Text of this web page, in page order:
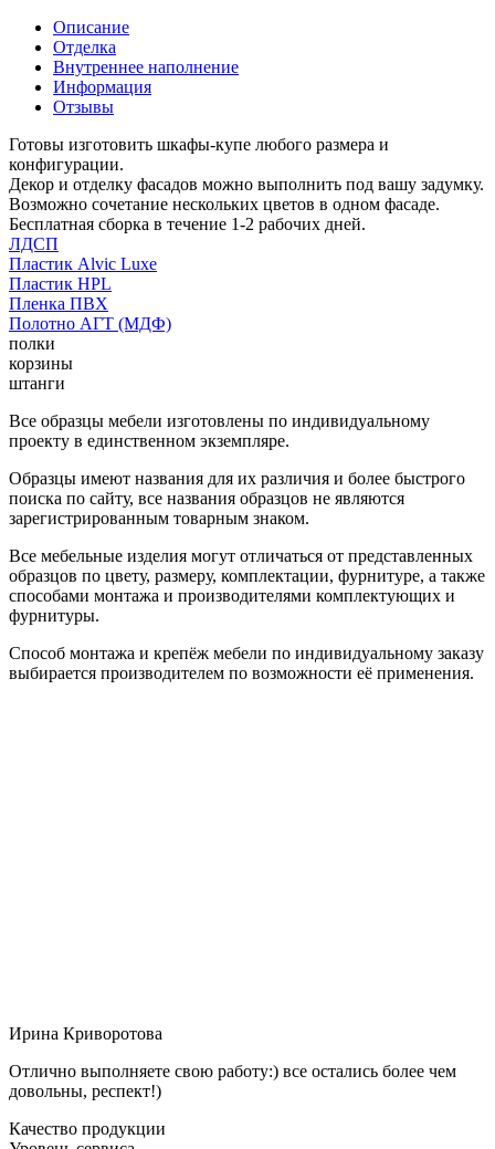
Описание
Отделка
Внутреннее наполнение
Информация
Отзывы
Готовы изготовить шкафы-купе любого размера и
конфигурации.
Декор и отделку фасадов можно выполнить под вашу задумку.
Возможно сочетание нескольких цветов в одном фасаде.
Бесплатная сборка в течение 1-2 рабочих дней.
ЛДСП
Пластик Alvic Luxe
Пластик HPL
Пленка ПВХ
Полотно АГТ (МДФ)
полки
корзины
штанги
Все образцы мебели изготовлены по индивидуальному
проекту в единственном экземпляре.
Образцы имеют названия для их различия и более быстрого
поиска по сайту, все названия образцов не являются
зарегистрированным товарным знаком.
Все мебельные изделия могут отличаться от представленных
образцов по цвету, размеру, комплектации, фурнитуре, а также
способами монтажа и производителями комплектующих и
фурнитуры.
Способ монтажа и крепёж мебели по индивидуальному заказу
выбирается производителем по возможности её применения.
Ирина Криворотова
Отлично выполняете свою работу:) все остались более чем
довольны, респект!)
Качество продукции